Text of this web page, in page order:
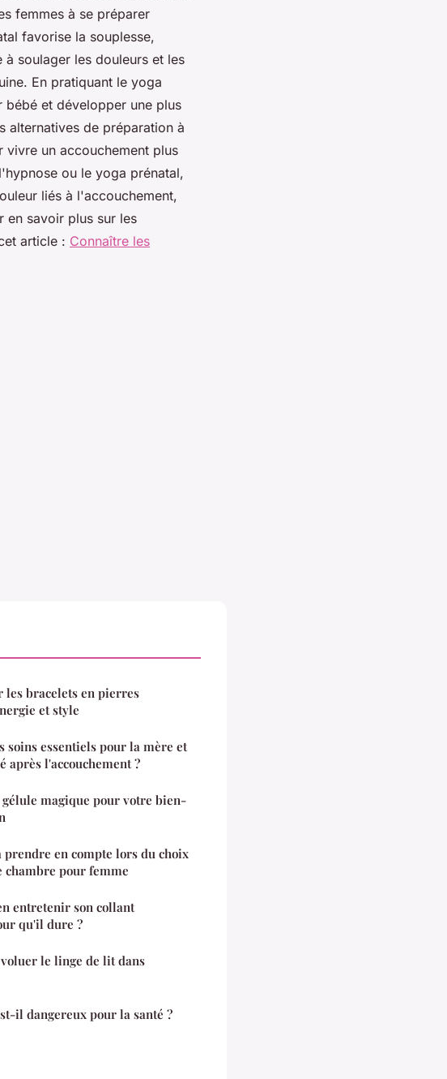
femmes à se préparer
favorise la souplesse,
soulager les douleurs et les
En pratiquant le yoga
bébé et développer une plus
alternatives de préparation à
vivre un accouchement plus
ou le yoga prénatal,
liés à l'accouchement,
en savoir plus sur les
article : Connaître les
les bracelets en pierres
et style
soins essentiels pour la mère et
après l'accouchement ?
gélule magique pour votre bien-
prendre en compte lors du choix
chambre pour femme
entretenir son collant
qu'il dure ?
le linge de lit dans
il dangereux pour la santé ?